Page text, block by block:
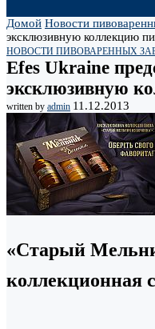
Домой Новости
эксклюзивную коллекцию
НОВОСТИ ПИВОВАРЕННЫХ
Efes Ukraine
эксклюзивную
written by admin 11.12.2013
«Старый
коллекционная